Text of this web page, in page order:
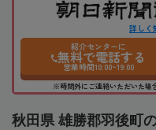
詳しく
紹介センターに
無料で電話する
営業時間10:00~19:00
※時間外にご連絡いただいた場
秋田県 雄勝郡羽後町